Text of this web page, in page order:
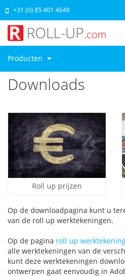
Producten
+31 (0) 85 401 4648
Downloads
Roll up prijzen
Op de downloadpagina kunt u
van de roll up werktekeningen.
Op de pagina roll up
alle werktekeningen van de
kunt deze werktekeningen
ontwerpen gaat eenvoudig in